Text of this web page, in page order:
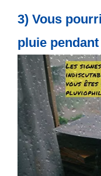
3) Vous
pluie